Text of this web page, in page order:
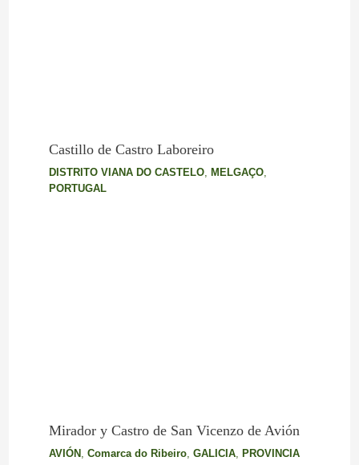
Castillo de Castro Laboreiro
DISTRITO VIANA DO CASTELO, MELGAÇO,
PORTUGAL
Mirador y Castro de San Vicenzo de Avión
AVIÓN , Comarca do Ribeiro, GALICIA, PROVINCIA